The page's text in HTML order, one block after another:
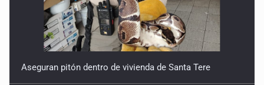
Aseguran pitón dentro de vivienda de Santa Tere